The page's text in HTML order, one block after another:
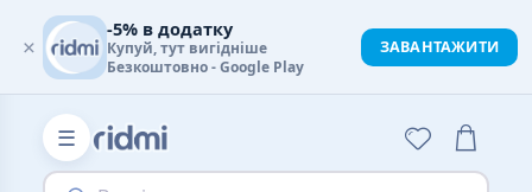
☰
×
-5% в додатку
Купуй, тут вигідніше
Безкоштовно - Google Play
ЗАВАНТАЖИТИ